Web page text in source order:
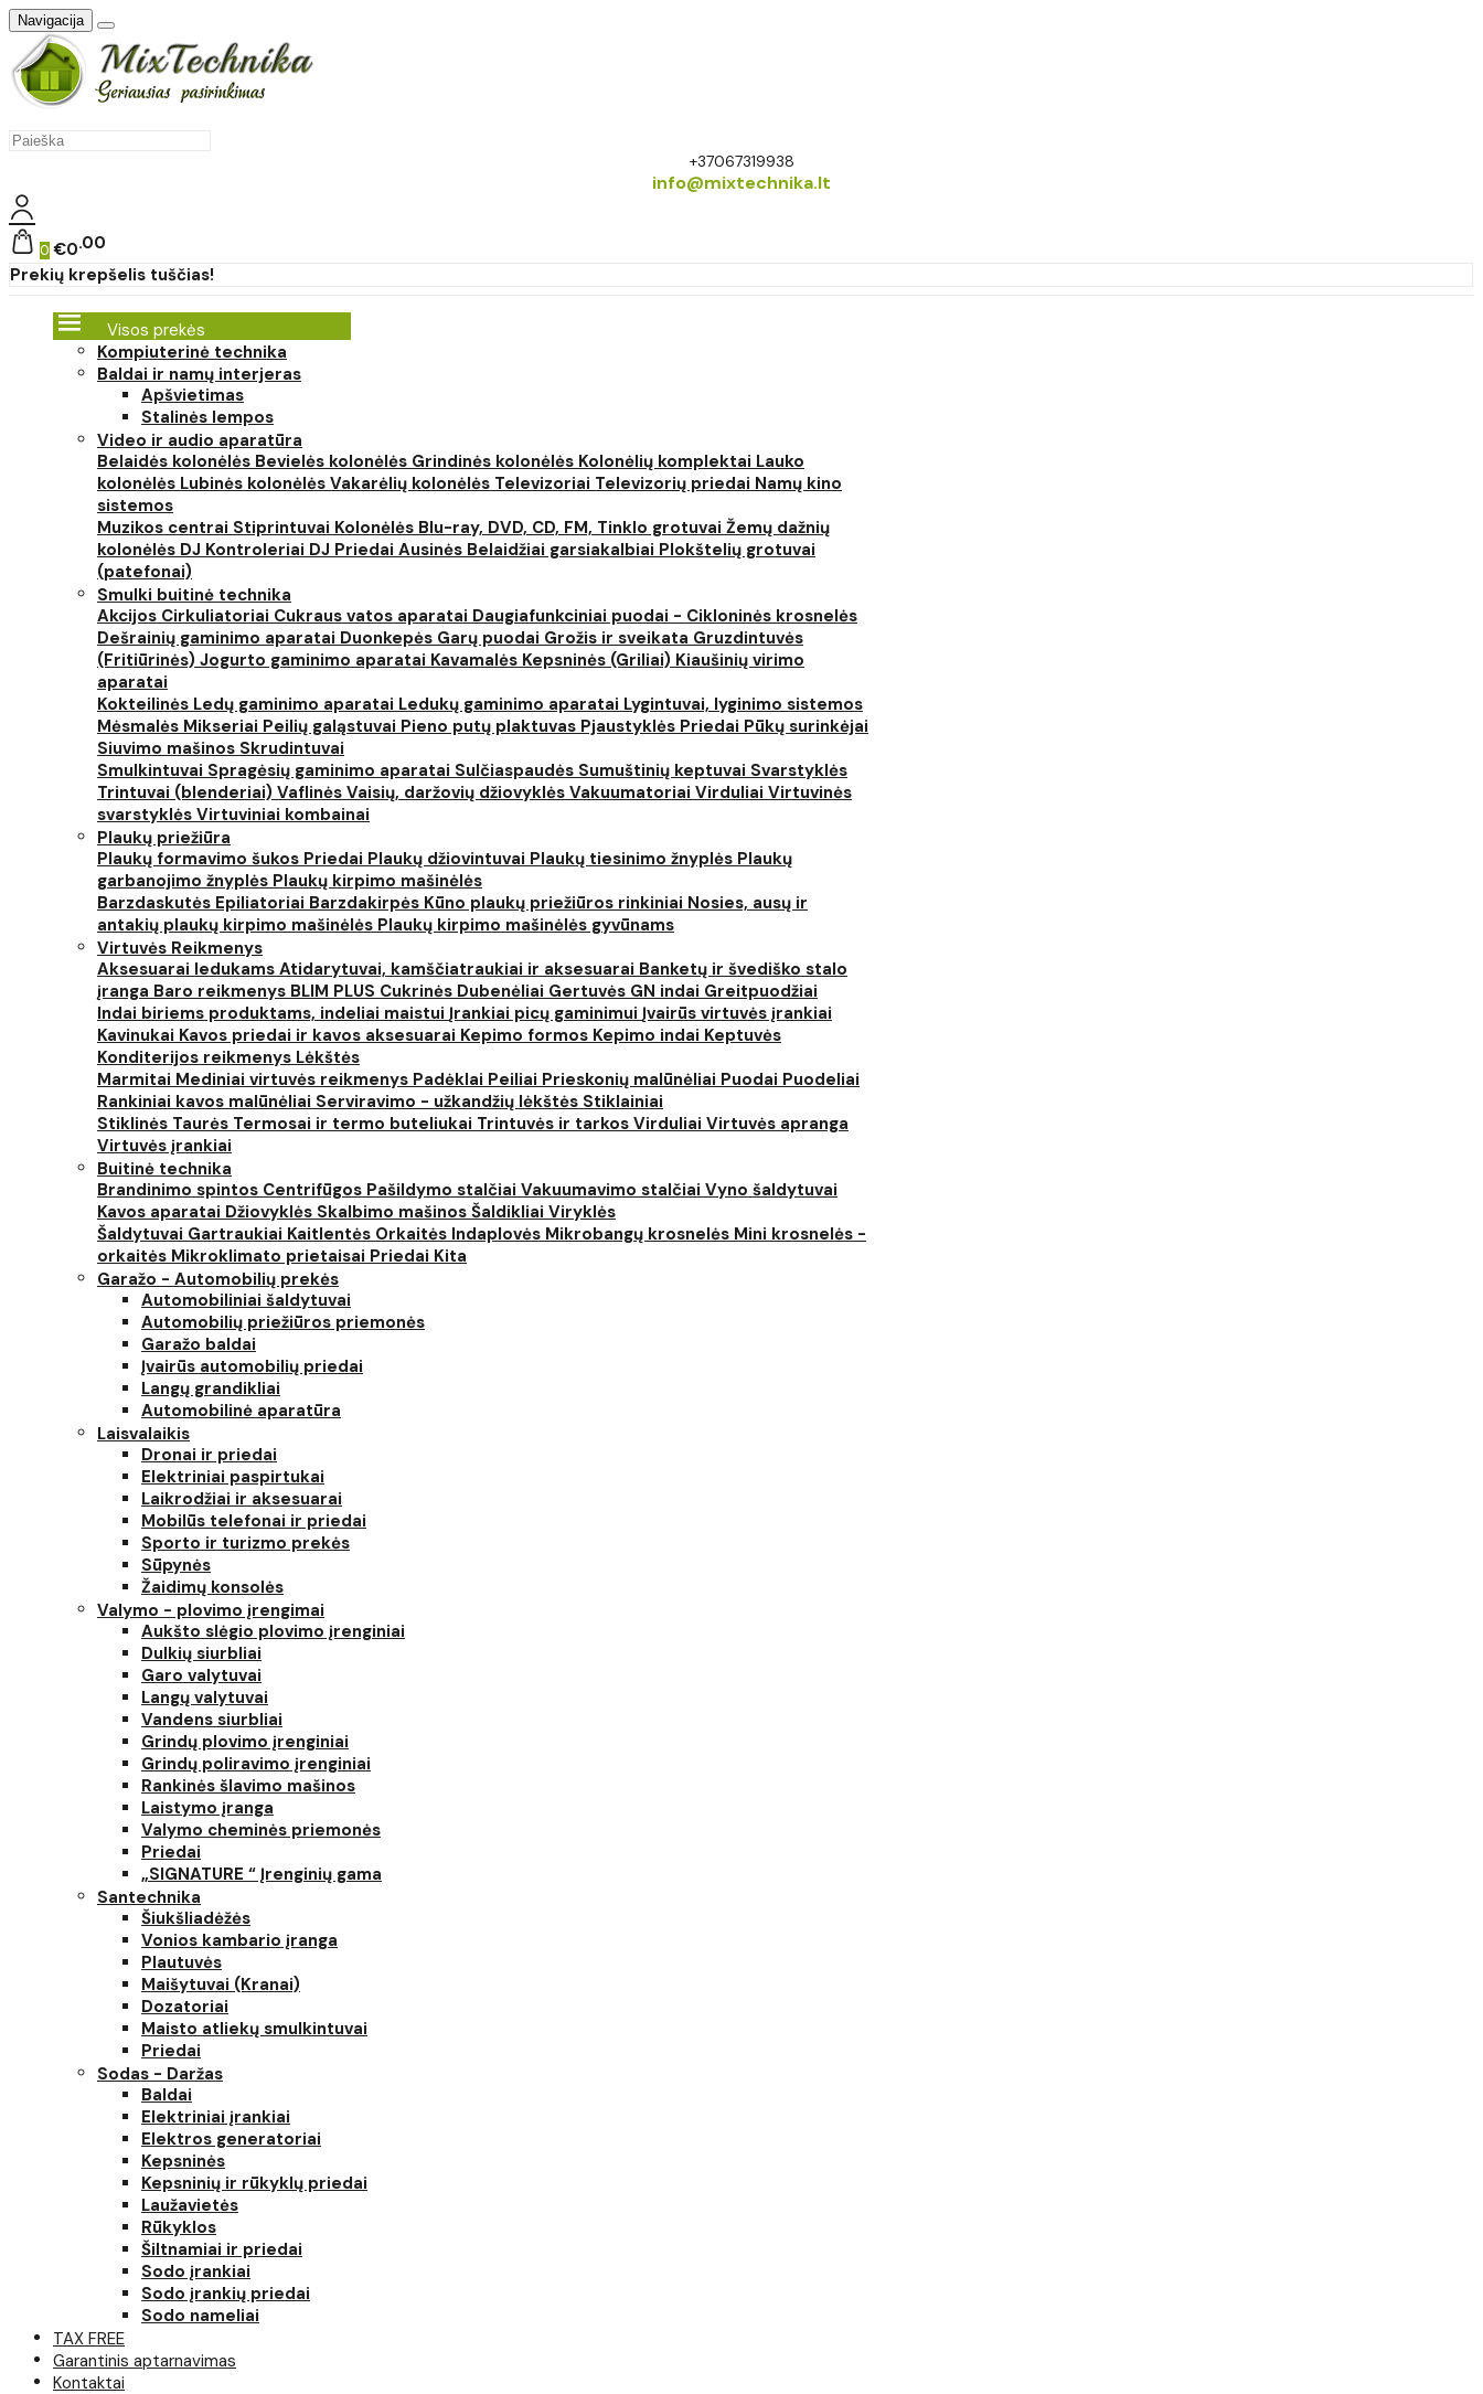
Navigacija
+37067319938
info@mixtechnika.lt
0 €0 00
Prekių krepšelis tuščias!
Visos prekės
Kompiuterinė technika
Baldai ir namų interjeras
Apšvietimas
Stalinės lempos
Video ir audio aparatūra
Belaidės kolonėlės Bevielės kolonėlės Grindinės kolonėlės Kolonėlių komplektai Lauko
kolonėlės Lubinės kolonėlės Vakarėlių kolonėlės Televizoriai Televizorių priedai Namų kino
sistemos
Muzikos centrai Stiprintuvai Kolonėlės Blu-ray, DVD, CD, FM, Tinklo grotuvai Žemų dažnių
kolonėlės DJ Kontroleriai DJ Priedai Ausinės Belaidžiai garsiakalbiai Plokštelių grotuvai
(patefonai)
Smulki buitinė technika
Akcijos Cirkuliatoriai Cukraus vatos aparatai Daugiafunkciniai puodai - Cikloninės krosnelės
Dešrainių gaminimo aparatai Duonkepės Garų puodai Grožis ir sveikata Gruzdintuvės
(Fritiūrinės) Jogurto gaminimo aparatai Kavamalės Kepsninės (Griliai) Kiaušinių virimo
aparatai
Kokteilinės Ledų gaminimo aparatai Ledukų gaminimo aparatai Lygintuvai, lyginimo sistemos
Mėsmalės Mikseriai Peilių galąstuvai Pieno putų plaktuvas Pjaustyklės Priedai Pūkų surinkėjai
Siuvimo mašinos Skrudintuvai
Smulkintuvai Spragėsių gaminimo aparatai Sulčiaspaudės Sumuštinių keptuvai Svarstyklės
Trintuvai (blenderiai) Vaflinės Vaisių, daržovių džiovyklės Vakuumatoriai Virduliai Virtuvinės
svarstyklės Virtuviniai kombainai
Plaukų priežiūra
Plaukų formavimo šukos Priedai Plaukų džiovintuvai Plaukų tiesinimo žnyplės Plaukų
garbanojimo žnyplės Plaukų kirpimo mašinėlės
Barzdaskutės Epiliatoriai Barzdakirpės Kūno plaukų priežiūros rinkiniai Nosies, ausų ir
antakių plaukų kirpimo mašinėlės Plaukų kirpimo mašinėlės gyvūnams
Virtuvės Reikmenys
Aksesuarai ledukams Atidarytuvai, kamščiatraukiai ir aksesuarai Banketų ir švediško stalo
įranga Baro reikmenys BLIM PLUS Cukrinės Dubenėliai Gertuvės GN indai Greitpuodžiai
Indai biriems produktams, indeliai maistui Įrankiai picų gaminimui Įvairūs virtuvės įrankiai
Kavinukai Kavos priedai ir kavos aksesuarai Kepimo formos Kepimo indai Keptuvės
Konditerijos reikmenys Lėkštės
Marmitai Mediniai virtuvės reikmenys Padėklai Peiliai Prieskonių malūnėliai Puodai Puodeliai
Rankiniai kavos malūnėliai Serviravimo - užkandžių lėkštės Stiklainiai
Stiklinės Taurės Termosai ir termo buteliukai Trintuvės ir tarkos Virduliai Virtuvės apranga
Virtuvės įrankiai
Buitinė technika
Brandinimo spintos Centrifūgos Pašildymo stalčiai Vakuumavimo stalčiai Vyno šaldytuvai
Kavos aparatai Džiovyklės Skalbimo mašinos Šaldikliai Viryklės
Šaldytuvai Gartraukiai Kaitlentės Orkaitės Indaplovės Mikrobangų krosnelės Mini krosnelės -
orkaitės Mikroklimato prietaisai Priedai Kita
Garažo - Automobilių prekės
Automobiliniai šaldytuvai
Automobilių priežiūros priemonės
Garažo baldai
Įvairūs automobilių priedai
Langų grandikliai
Automobilinė aparatūra
Laisvalaikis
Dronai ir priedai
Elektriniai paspirtukai
Laikrodžiai ir aksesuarai
Mobilūs telefonai ir priedai
Sporto ir turizmo prekės
Sūpynės
Žaidimų konsolės
Valymo - plovimo įrengimai
Aukšto slėgio plovimo įrenginiai
Dulkių siurbliai
Garo valytuvai
Langų valytuvai
Vandens siurbliai
Grindų plovimo įrenginiai
Grindų poliravimo įrenginiai
Rankinės šlavimo mašinos
Laistymo įranga
Valymo cheminės priemonės
Priedai
„SIGNATURE “ Įrenginių gama
Santechnika
Šiukšliadėžės
Vonios kambario įranga
Plautuvės
Maišytuvai (Kranai)
Dozatoriai
Maisto atliekų smulkintuvai
Priedai
Sodas - Daržas
Baldai
Elektriniai įrankiai
Elektros generatoriai
Kepsninės
Kepsninių ir rūkyklų priedai
Laužavietės
Rūkyklos
Šiltnamiai ir priedai
Sodo įrankiai
Sodo įrankių priedai
Sodo nameliai
TAX FREE
Garantinis aptarnavimas
Kontaktai